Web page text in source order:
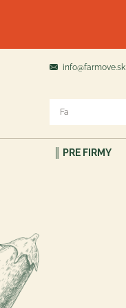
info@farmove.sk
║ PRE FIRMY